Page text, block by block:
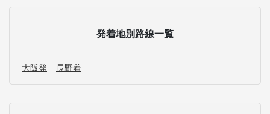
発着地別路線一覧
大阪発 長野着